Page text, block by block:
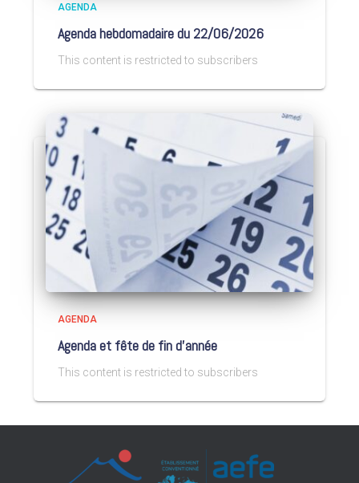
AGENDA
Agenda hebdomadaire du 22/06/2026
This content is restricted to subscribers
AGENDA
Agenda et fête de fin d’année
This content is restricted to subscribers